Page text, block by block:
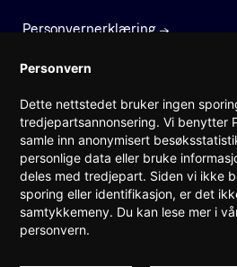
Prinsens gate 22
0157 Oslo
(+47) 960 08 142
post@teknorge.no
Ansvarlig webredaktør:
Personvernerklæring
Personvern
Dette nettstedet bruker ingen
tredjepartsannonsering. Vi benytter
samle inn anonymisert
personlige data eller bruke
deles med tredjepart. Siden vi ikke
sporing eller identifikasjon, er det
samtykkemeny. Du kan lese mer i
personvern.